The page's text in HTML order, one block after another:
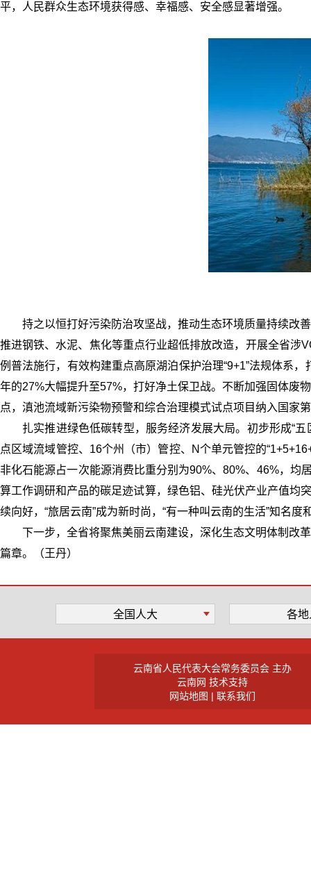
平，人民群众生态环境获得感、幸福感、安全感显著增强。
持之以恒打好污染防治攻坚战，推动生态环境质量持续改
推进钢铁、水泥、焦化等重点行业超低排放改造，开展全省涉
例普法施行，有效构建重点高原湖泊保护治理“9+1”法规体系
年的27%大幅提升至57%，打好净土保卫战。不断加强固体废
点，滇池流域新污染物预警和综合治理模式试点项目纳入国家
扎实推进绿色低碳转型，服务经济发展大局。初步形成“
点区域流域管控、16个州（市）管控、N个单元管控的
非化石能源占一次能源消费比重分别为90%、80%、46%，均
算工作调研和产品的碳足迹试算，绿色铝、硅光伏产业产值均
续向好，“旅居云南”成为新时尚，“有一种叫云南的生活”知名度
下一步，全省将聚焦美丽云南建设，深化生态文明体制改
篇章。（王丹）
全国人大 各
云南省人民代表大会常务委员会 主办
云南网 技术支持
网站地图 | 联系我们